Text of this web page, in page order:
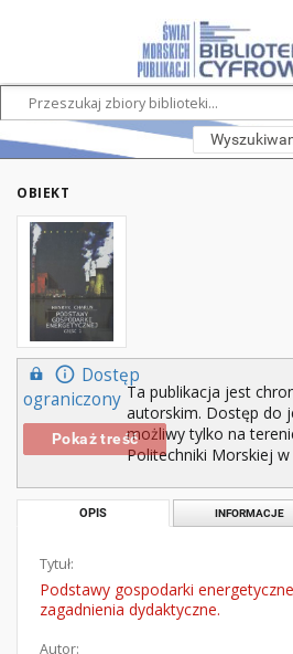
OBIEKT
Dostęp
ograniczony
Pokaż treść
Ta publikacja jest
autorskim. Dostęp do
możliwy tylko na
Politechniki Morskiej w
OPIS INFORMACJE
Tytuł:
Podstawy gospodarki
zagadnienia dydaktyczne.
Autor: